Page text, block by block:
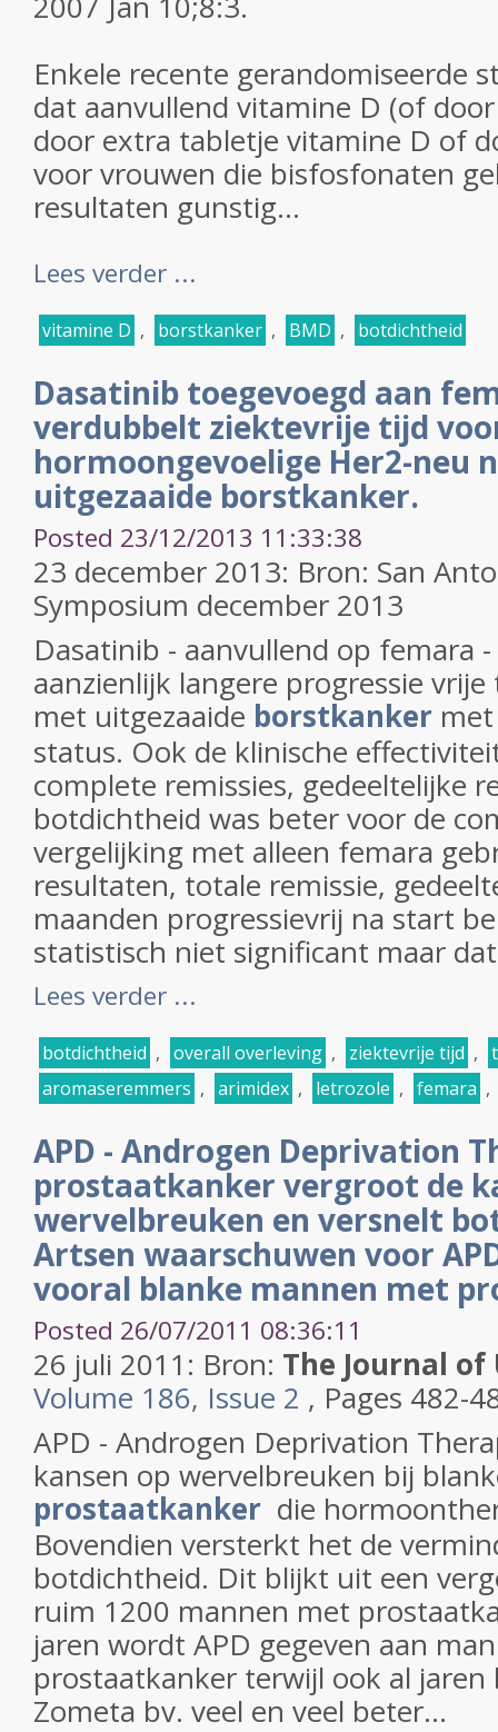
Enkele recente gerandomiseerde
dat aanvullend vitamine D (of
door extra tabletje vitamine D of
voor vrouwen die bisfosfonaten
resultaten gunstig...
Lees verder ...
vitamine D , borstkanker , BMD , botdichtheid
Dasatinib toegevoegd aan
verdubbelt ziektevrije tijd
hormoongevoelige Her2-neu
uitgezaaide borstkanker.
Posted 23/12/2013 11:33:38
23 december 2013: Bron: San
Symposium december 2013
Dasatinib - aanvullend op femara
aanzienlijk langere progressie
met uitgezaaide borstkanker
status. Ook de klinische
complete remissies, gedeeltelijke
botdichtheid was beter voor de
vergelijking met alleen femara
resultaten, totale remissie,
maanden progressievrij na start
statistisch niet significant maar
Lees verder ...
botdichtheid , overall overleving , ziektevrije tijd ,
aromaseremmers , arimidex , letrozole , femara ,
APD - Androgen Deprivation
prostaatkanker vergroot de
wervelbreuken en versnelt
Artsen waarschuwen voor
vooral blanke mannen met
Posted 26/07/2011 08:36:11
26 juli 2011: Bron: The Journal of
Volume 186, Issue 2 , Pages 482-
APD - Androgen Deprivation
kansen op wervelbreuken bij
prostaatkanker die
Bovendien versterkt het de
botdichtheid. Dit blijkt uit een
ruim 1200 mannen met
jaren wordt APD gegeven aan
prostaatkanker terwijl ook al jaren
Zometa bv. veel en veel beter...